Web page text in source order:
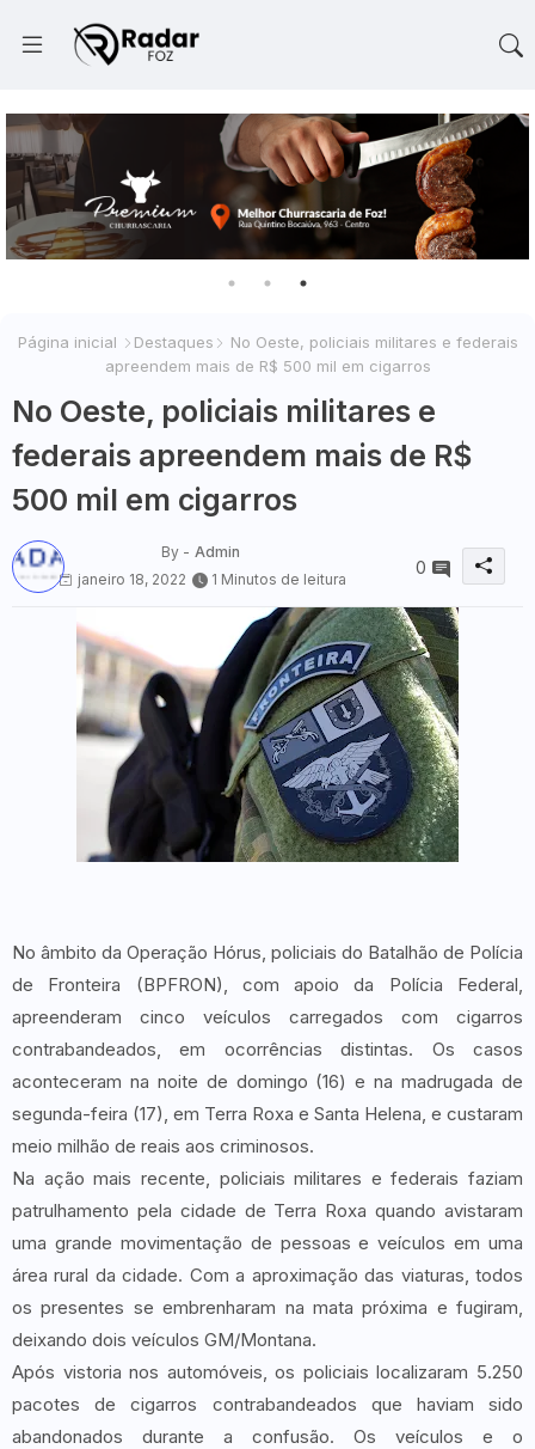
Página inicial Destaques
No Oeste, policiais militares e federais
apreendem mais de R$ 500 mil em cigarros
No Oeste, policiais militares e
federais apreendem mais de R$
500 mil em cigarros
By - Admin
janeiro 18, 2022
1 Minutos de leitura
0
No âmbito da Operação Hórus, policiais do Batalhão de Polícia
de Fronteira (BPFRON), com apoio da Polícia Federal,
apreenderam cinco veículos carregados com cigarros
contrabandeados, em ocorrências distintas. Os casos
aconteceram na noite de domingo (16) e na madrugada de
segunda-feira (17), em Terra Roxa e Santa Helena, e custaram
meio milhão de reais aos criminosos.
Na ação mais recente, policiais militares e federais faziam
patrulhamento pela cidade de Terra Roxa quando avistaram
uma grande movimentação de pessoas e veículos em uma
área rural da cidade. Com a aproximação das viaturas, todos
os presentes se embrenharam na mata próxima e fugiram,
deixando dois veículos GM/Montana.
Após vistoria nos automóveis, os policiais localizaram 5.250
pacotes de cigarros contrabandeados que haviam sido
abandonados durante a confusão. Os veículos e o